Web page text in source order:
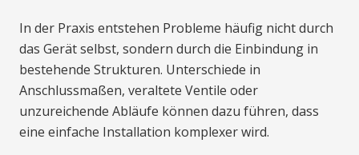
In der Praxis entstehen Probleme häufig nicht durch
das Gerät selbst, sondern durch die Einbindung in
bestehende Strukturen. Unterschiede in
Anschlussmaßen, veraltete Ventile oder
unzureichende Abläufe können dazu führen, dass
eine einfache Installation komplexer wird.